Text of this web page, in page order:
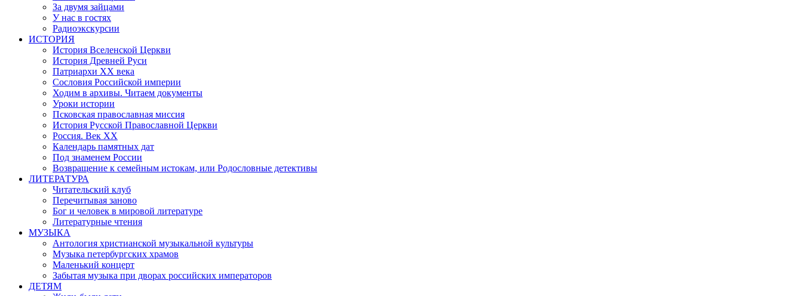
За двумя зайцами
У нас в гостях
Радиоэкскурсии
ИСТОРИЯ
История Вселенской Церкви
История Древней Руси
Патриархи XX века
Сословия Российской империи
Ходим в архивы. Читаем документы
Уроки истории
Псковская православная миссия
История Русской Православной Церкви
Россия. Век ХХ
Календарь памятных дат
Под знаменем России
Возвращение к семейным истокам, или Родословные детективы
ЛИТЕРАТУРА
Читательский клуб
Перечитывая заново
Бог и человек в мировой литературе
Литературные чтения
МУЗЫКА
Антология христианской музыкальной культуры
Музыка петербургских храмов
Маленький концерт
Забытая музыка при дворах российских императоров
ДЕТЯМ